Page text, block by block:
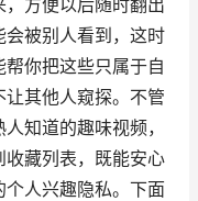
方便以后随时翻出
被别人看到，这时
你把这些只属于自
其他人窥探。不管
知道的趣味视频，
藏列表，既能安心
人兴趣隐私。下面